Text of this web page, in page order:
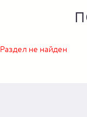
Раздел не найден